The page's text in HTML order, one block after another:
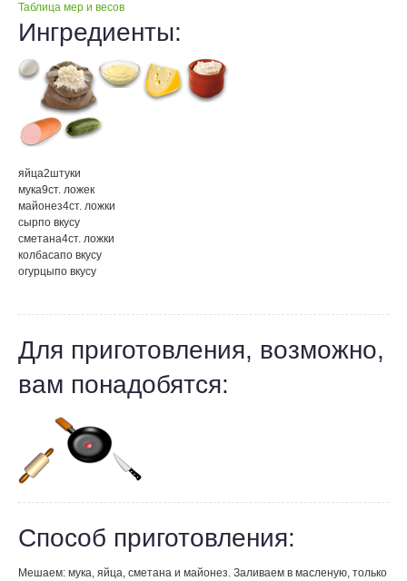
Таблица мер и весов
Ингредиенты:
яйца2штуки
мука9ст. ложек
майонез4ст. ложки
сырпо вкусу
сметана4ст. ложки
колбасапо вкусу
огурцыпо вкусу
Для приготовления, возможно,
вам понадобятся:
Способ приготовления:
Мешаем: мука, яйца, сметана и майонез. Заливаем в масленую, только